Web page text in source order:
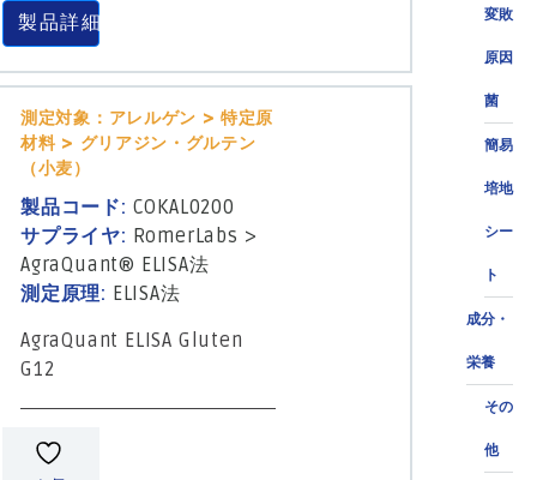
変敗
原因
菌
簡易
培地
シー
ト
成分・
栄養
その
他
製品詳細
測定対象：アレルゲン > 特定原
材料 > グリアジン・グルテン
（小麦）
製品コード: COKAL0200
サプライヤ: RomerLabs >
AgraQuant® ELISA法
測定原理: ELISA法
AgraQuant ELISA Gluten
G12